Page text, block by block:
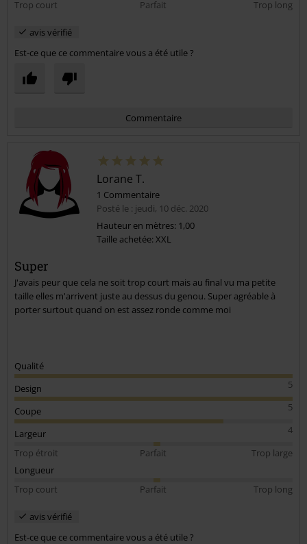
Trop court
Parfait Trop long
avis vérifié
Est-ce que ce commentaire vous a été utile ?
Commentaire
Lorane T.
1 Commentaire
Posté le : jeudi, 10 déc. 2020
Hauteur en mètres: 1,00
Taille achetée: XXL
Super
J'avais peur que cela ne soit trop court mais au final vu ma petite
taille elles m'arrivent juste au dessus du genou. Super agréable à
porter surtout quand on est assez ronde comme moi
Qualité
5
Design
5
Coupe
4
Largeur
Trop étroit
Parfait
Trop large
Longueur
Trop court
Parfait Trop long
avis vérifié
Est-ce que ce commentaire vous a été utile ?